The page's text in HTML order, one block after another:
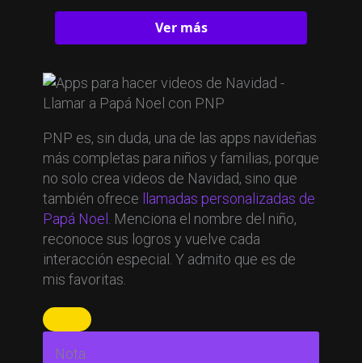
Ver más
PNP es, sin duda, una de las apps navideñas
más completas para niños y familias, porque
no solo crea videos de Navidad, sino que
también ofrece llamadas personalizadas de
Papá Noel . Menciona el nombre del niño,
reconoce sus logros y vuelve cada
interacción especial. Y admito que es de
mis favoritas.
Nota